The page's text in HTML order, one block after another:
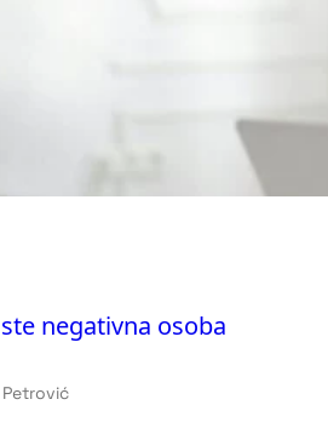
negativna osoba